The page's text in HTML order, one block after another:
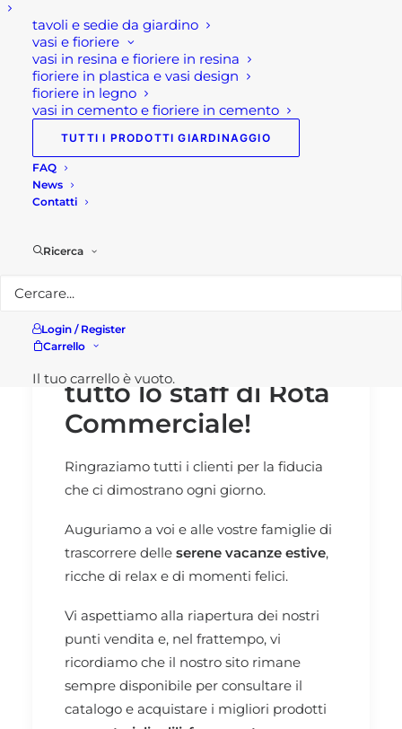
tavoli e sedie da giardino
vasi e fioriere
vasi in resina e fioriere in resina
fioriere in plastica e vasi design
fioriere in legno
vasi in cemento e fioriere in cemento
TUTTI I PRODOTTI GIARDINAGGIO
FAQ
News
Contatti
Ricerca
Login / Register
Carrello
Il tuo carrello è vuoto.
che serve per la casa, il cantiere e il fai da
te: un'ampia selezione dimateriali edili
articoli diferramenta, prodotti per il
colorificio, soluzioni per ilgiardinaggio
tante proposte dedicate all'arredo
giardino.
Che stiate programmando una
tutto lo staff di Rota
Commerciale!
Ringraziamo tutti i clienti per la fiducia
che ci dimostrano ogni giorno.
Auguriamo a voi e alle vostre famiglie di
trascorrere delle serene vacanze estive,
ricche di relax e di momenti felici.
Vi aspettiamo alla riapertura dei nostri
punti vendita e, nel frattempo, vi
ricordiamo che il nostro sito rimane
sempre disponibile per consultare il
catalogo e acquistare i migliori prodotti